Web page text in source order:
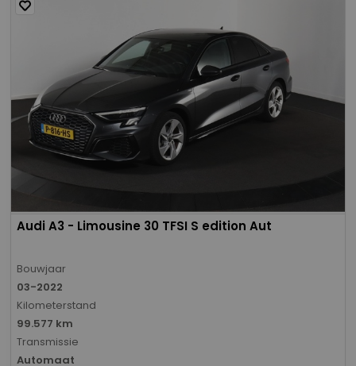
Audi A3 - Limousine 30 TFSI S edition Aut
Bouwjaar
03-2022
Kilometerstand
99.577 km
Transmissie
Automaat